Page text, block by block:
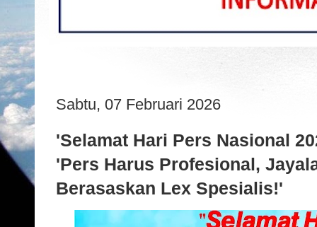
Sabtu, 07 Februari 2026
'Selamat Hari Pers Nasional
'Pers Harus Profesional,
Berasaskan Lex Spesialis!'